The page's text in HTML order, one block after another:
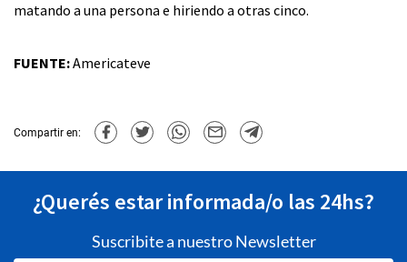
matando a una persona e hiriendo a otras cinco.
FUENTE:Americateve
Compartir en:
¿Querés estar informada/o las 24hs?
Suscribite a nuestro Newsletter